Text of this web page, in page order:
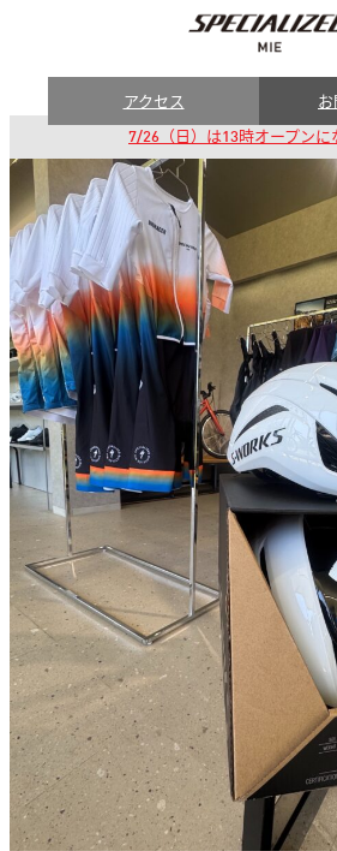
アクセス
7/26（日）は13時オープンに